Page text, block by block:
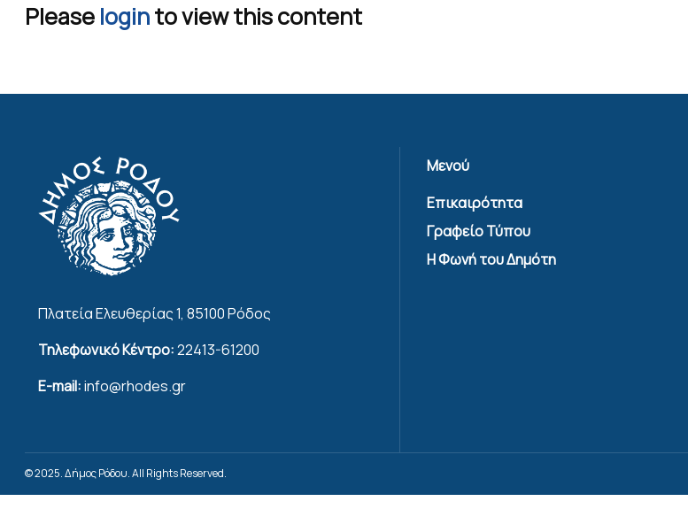
Please loginto view this content
Πλατεία Ελευθερίας 1, 85100 Ρόδος
Τηλεφωνικό Κέντρο:22413-61200
E-mail:info@rhodes.gr
Μενού
Επικαιρότητα
Γραφείο Τύπου
Η Φωνή του Δημότη
© 2025. Δήμος Ρόδου. All Rights Reserved.